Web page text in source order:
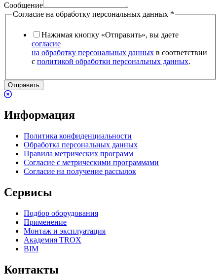
Сообщение
Согласие на обработку персональных данных *
Нажимая кнопку «Отправить», вы даете
согласие
на обработку персональных данных в соответствии
с политикой обработки персональных данных.
Отправить
Информация
Политика конфиденциальности
Обработка персональных данных
Правила метрических программ
Согласие с метрическими программами
Согласие на получение рассылок
Сервисы
Подбор оборудования
Применение
Монтаж и эксплуатация
Академия TROX
BIM
Контакты